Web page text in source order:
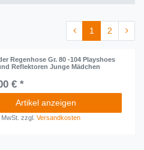
1 2
Regenhose Gr. 80 -104 Playshoes
Reflektoren Junge Mädchen
€ *
Artikel anzeigen
zzgl.Versandkosten